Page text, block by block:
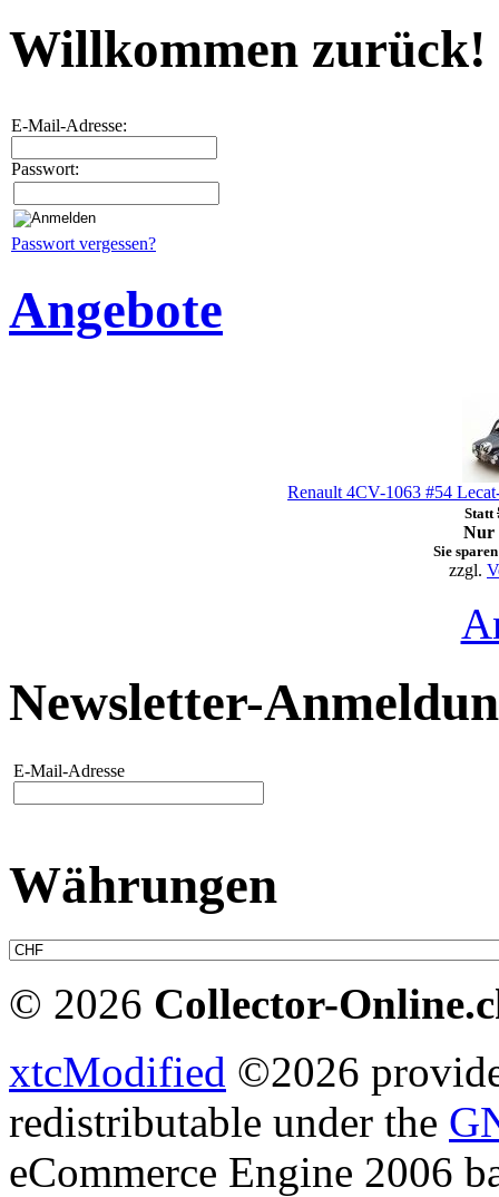
Willkommen zurück!
E-Mail-Adresse:
Passwort:
Passwort vergessen?
Angebote
Renault 4CV-1063 #54
Statt
Nur
Sie
zzgl.
Newsletter-
E-Mail-Adresse
Währungen
© 2026 Collector-
xtcModified ©2026
redistributable under the
eCommerce Engine 2006